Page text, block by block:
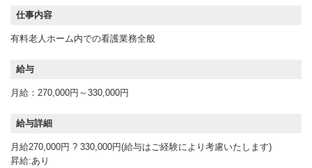
仕事内容
有料老人ホーム内での看護業務全般
給与
月給：270,000円～330,000円
給与詳細
月給270,000円 ? 330,000円(給与はご経験により考慮いたします)
昇給:あり